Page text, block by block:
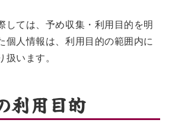
しては、予め収集・利用目的を明
個人情報は、利用目的の範囲内に
扱います。
利用目的